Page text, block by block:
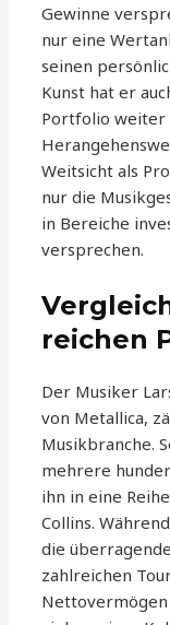
Gewinne
nur eine
seinen
Kunst hat er
Portfolio weiter
Weitsicht als
nur die
in Bereiche
versprechen.
reichen
Der Musiker
von Metallica,
Musikbranche.
mehrere
ihn in eine
Collins.
die
zahlreichen
Nettovermögen